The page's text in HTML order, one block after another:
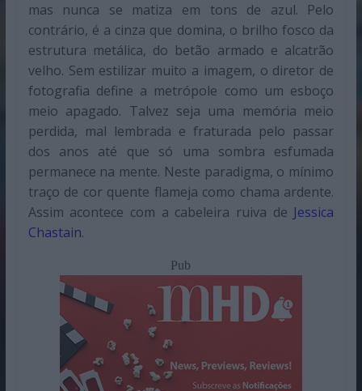
mas nunca se matiza em tons de azul. Pelo
contrário, é a cinza que domina, o brilho fosco da
estrutura metálica, do betão armado e alcatrão
velho. Sem estilizar muito a imagem, o diretor de
fotografia define a metrópole como um esboço
meio apagado. Talvez seja uma memória meio
perdida, mal lembrada e fraturada pelo passar
dos anos até que só uma sombra esfumada
permanece na mente. Neste paradigma, o mínimo
traço de cor quente flameja como chama ardente.
Assim acontece com a cabeleira ruiva de Jessica
Chastain.
Pub